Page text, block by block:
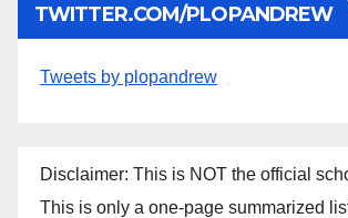
TWITTER.COM/PLOPANDREW
Tweets by plopandrew
Disclaimer: This is NOT the official
This is only a one-page summarized